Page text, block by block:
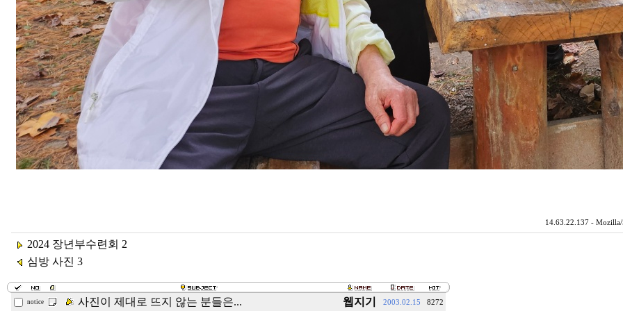
14.63.22.137 -
2024 장년부수련회 2
심방 사진 3
notice 사진이 제대로 뜨지 않는 분들은... 웹지기 2003.02.15 8272